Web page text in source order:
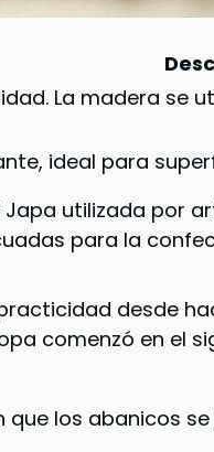
La madera se
ideal para
utilizada por
para la
desde
comenzó en el
que los abanicos